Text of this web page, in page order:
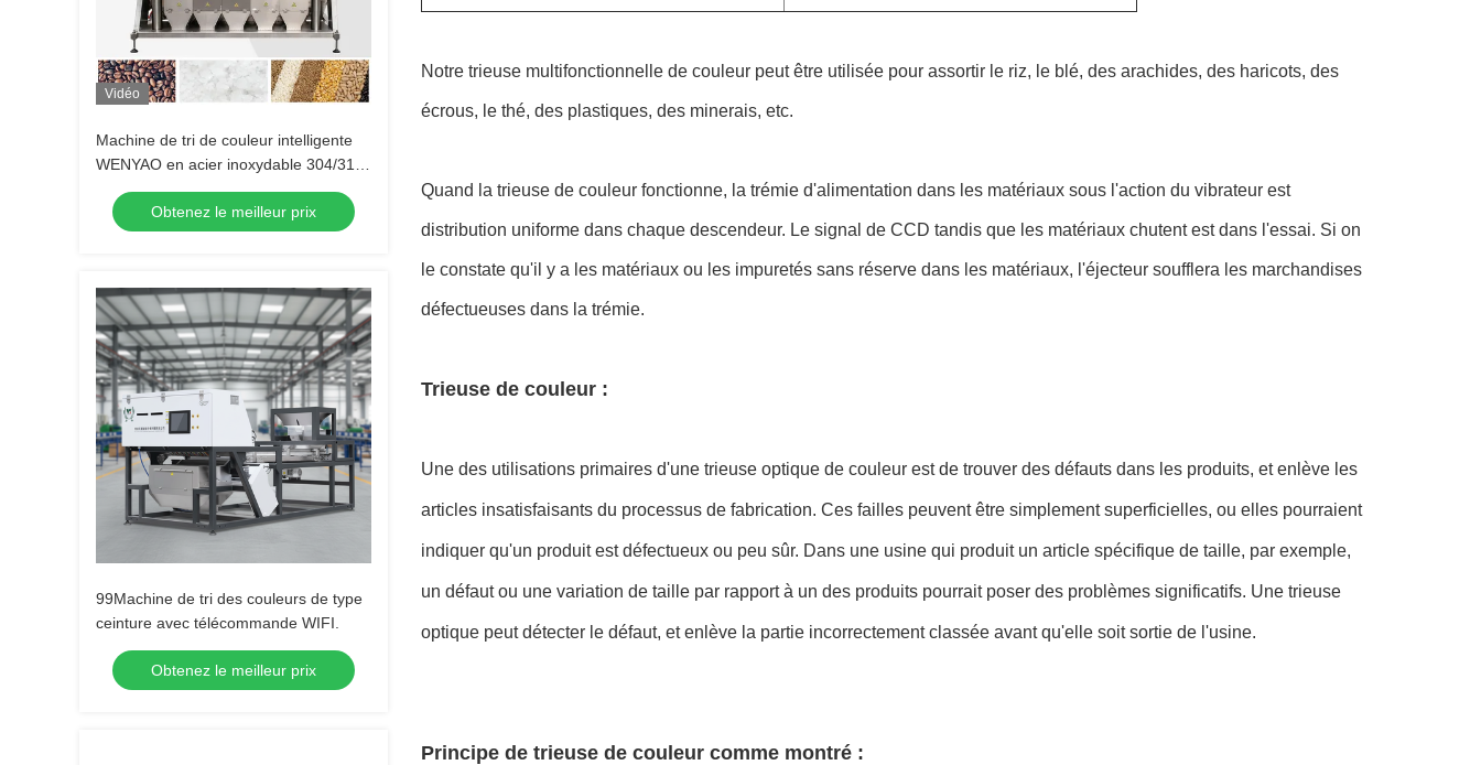
Vidéo
Machine de tri de couleur intelligente
WENYAO en acier inoxydable 304/316
pour le sel, élimination des impuretés
Obtenez le meilleur prix
99Machine de tri des couleurs de type
ceinture avec télécommande WIFI.
Obtenez le meilleur prix
Notre trieuse multifonctionnelle de couleur peut être utilisée pour assortir le riz, le blé, des arachides, des haricots, des
écrous, le thé, des plastiques, des minerais, etc.
Quand la trieuse de couleur fonctionne, la trémie d'alimentation dans les matériaux sous l'action du vibrateur est
distribution uniforme dans chaque descendeur. Le signal de CCD tandis que les matériaux chutent est dans l'essai. Si on
le constate qu'il y a les matériaux ou les impuretés sans réserve dans les matériaux, l'éjecteur soufflera les marchandises
défectueuses dans la trémie.
Trieuse de couleur :
Une des utilisations primaires d'une trieuse optique de couleur est de trouver des défauts dans les produits, et enlève les
articles insatisfaisants du processus de fabrication. Ces failles peuvent être simplement superficielles, ou elles pourraient
indiquer qu'un produit est défectueux ou peu sûr. Dans une usine qui produit un article spécifique de taille, par exemple,
un défaut ou une variation de taille par rapport à un des produits pourrait poser des problèmes significatifs. Une trieuse
optique peut détecter le défaut, et enlève la partie incorrectement classée avant qu'elle soit sortie de l'usine.
Principe de trieuse de couleur comme montré :